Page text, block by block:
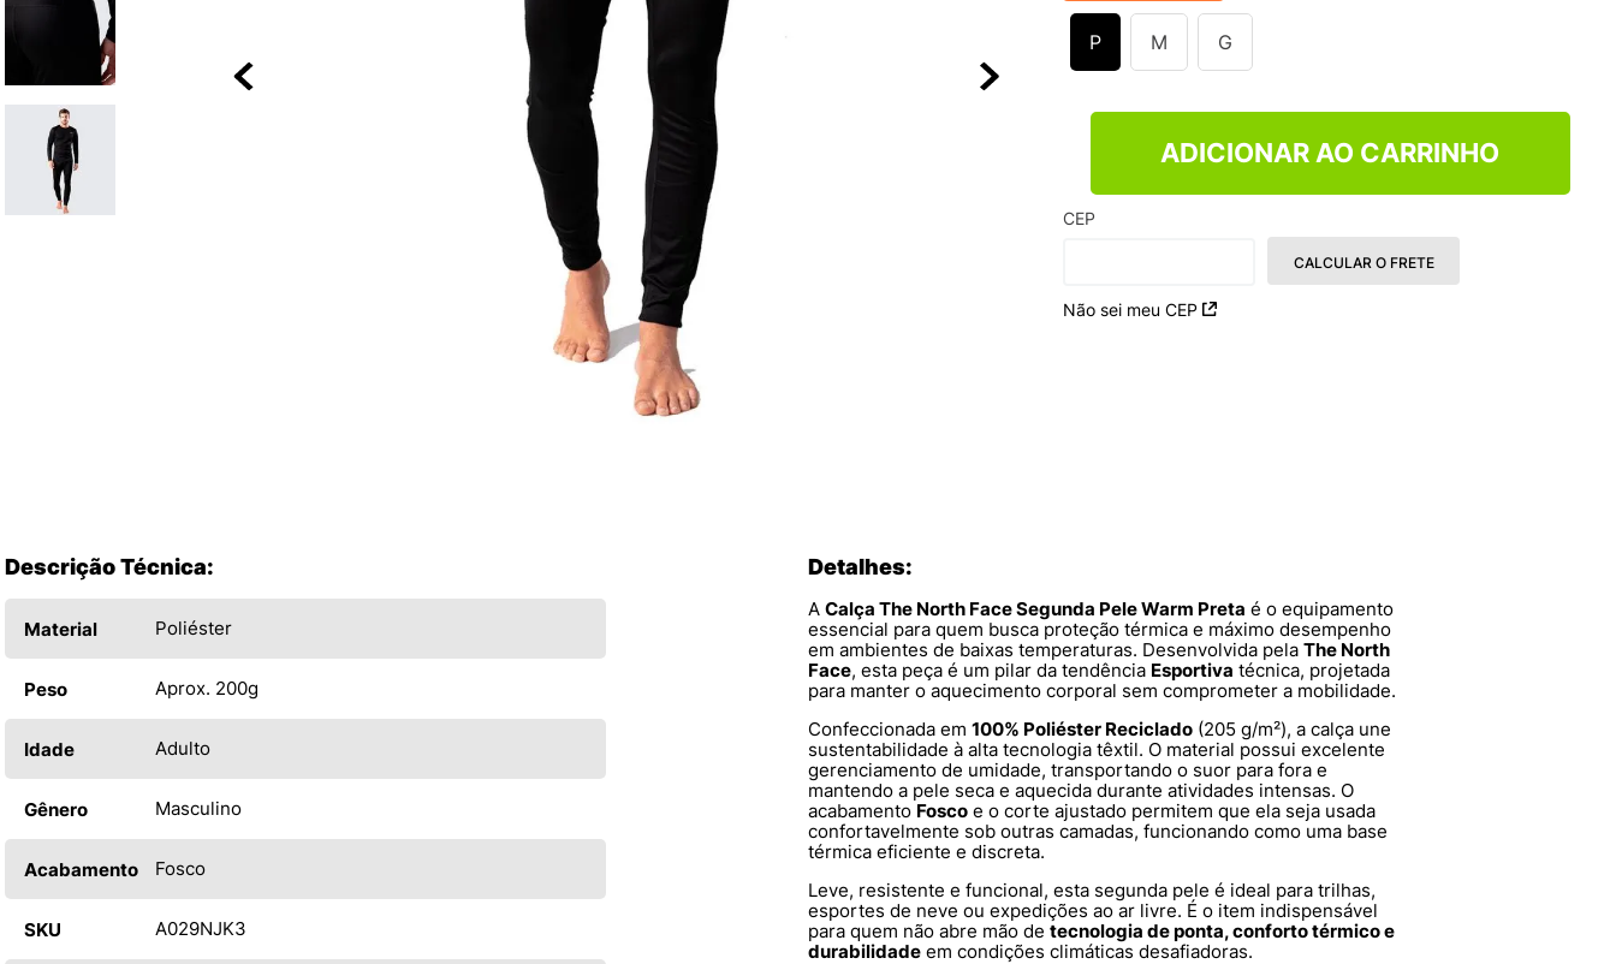
P M G
ADICIONAR AO CARRINHO
CEP
Não sei meu CEP
CALCULAR O FRETE
Descrição Técnica:
Material Poliéster
Peso Aprox. 200g
Idade Adulto
Gênero Masculino
Acabamento Fosco
SKU A029NJK3
Detalhes:
A Calça The North Face Segunda Pele Warm Preta é o equipamento
essencial para quem busca proteção térmica e máximo desempenho
em ambientes de baixas temperaturas. Desenvolvida pela The North
Face, esta peça é um pilar da tendência Esportiva técnica, projetada
para manter o aquecimento corporal sem comprometer a mobilidade.
Confeccionada em 100% Poliéster Reciclado (205 g/m²), a calça une
sustentabilidade à alta tecnologia têxtil. O material possui excelente
gerenciamento de umidade, transportando o suor para fora e
mantendo a pele seca e aquecida durante atividades intensas. O
acabamento Fosco e o corte ajustado permitem que ela seja usada
confortavelmente sob outras camadas, funcionando como uma base
térmica eficiente e discreta.
Leve, resistente e funcional, esta segunda pele é ideal para trilhas,
esportes de neve ou expedições ao ar livre. É o item indispensável
para quem não abre mão de tecnologia de ponta, conforto térmico e
durabilidade em condições climáticas desafiadoras.